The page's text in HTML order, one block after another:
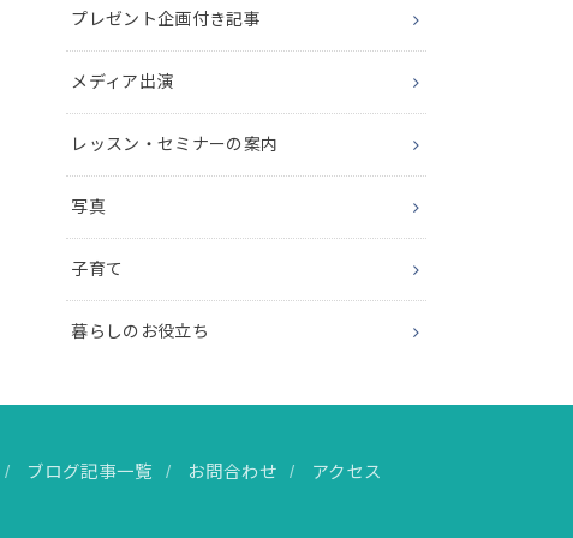
プレゼント企画付き記事
メディア出演
レッスン・セミナーの案内
写真
子育て
暮らしのお役立ち
ブログ記事一覧 お問合わせ アクセス